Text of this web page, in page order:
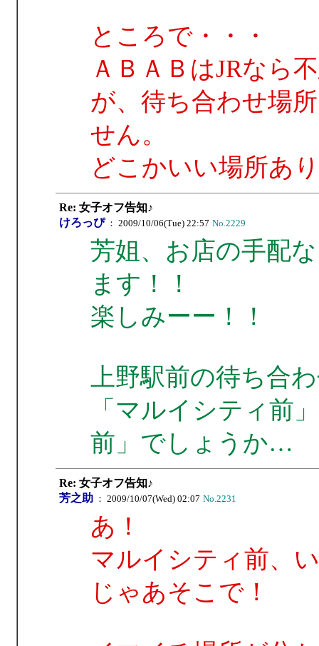
ところで・・・
ＡＢＡＢはJRなら
が、待ち合わせ場
せん。
どこかいい場所あ
Re: 女子オフ告知♪
けろっぴ： 2009/10/06(Tue) 22:57 No.2229
芳姐、お店の手配
ます！！
楽しみーー！！
上野駅前の待ち合
「マルイシティ前
前」でしょうか…
Re: 女子オフ告知♪
芳之助 ： 2009/10/07(Wed) 02:07 No.2231
あ！
マルイシティ前、
じゃあそこで！